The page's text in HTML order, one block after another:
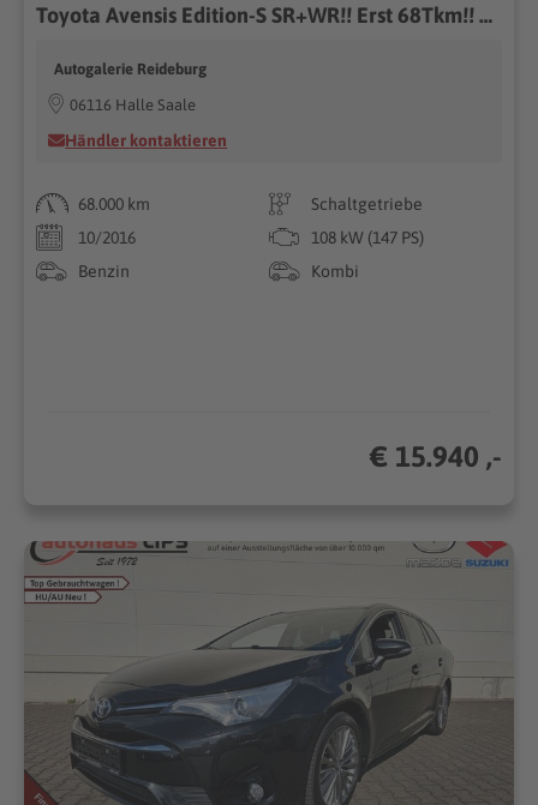
Toyota Avensis Edition-S SR+WR!! Erst 68Tkm!! Navi!! LED!! TOP!!
Autogalerie Reideburg
06116 Halle Saale
Händler kontaktieren
68.000 km
Schaltgetriebe
10/2016
108 kW (147 PS)
Benzin
Kombi
€ 15.940 ,-